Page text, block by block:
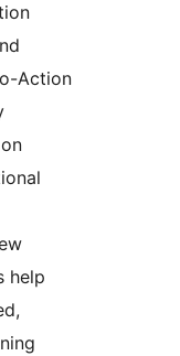
Action
help